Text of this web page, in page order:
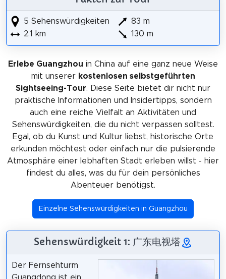
5 Sehenswürdigkeiten
2,1 km
83 m
130 m
Erlebe Guangzhou in China auf eine ganz neue Weise
mit unserer kostenlosen selbstgeführten
Sightseeing-Tour. Diese Seite bietet dir nicht nur
praktische Informationen und Insidertipps, sondern
auch eine reiche Vielfalt an Aktivitäten und
Sehenswürdigkeiten, die du nicht verpassen solltest.
Egal, ob du Kunst und Kultur liebst, historische Orte
erkunden möchtest oder einfach nur die pulsierende
Atmosphäre einer lebhaften Stadt erleben willst - hier
findest du alles, was du für dein persönliches
Abenteuer benötigst.
Einzelne Sehenswürdigkeiten in Guangzhou
Sehenswürdigkeit 1: 广东电视塔
Der Fernsehturm
Guangdong ist ein